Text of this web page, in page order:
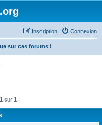
Connexion
Inscription
sur ces forums !
1 sur 1